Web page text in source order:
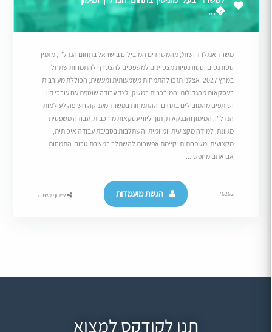
�...
משרד אנגלרד ושות’, מהמשרדים המובילים בישראל בתחום הנדל”ן, מזמין
סטודנטים וסטודנטיות מצטיינים למשפטים להצטרף להתמחות שתחל
במרץ 2027. אצלנו תזכו להתמחות משמעותית ומעשית, הכוללת מעורבות
בעסקאות מהגדולות והמורכבות במשק, לצד עבודה שוטפת עם עורכי דין
ושותפים מהמובילים בתחום. ההתמחות במשרד מעניקה חשיפה לעולמות
הנדל”ן, המימון והבנקאות, תוך ליווי עסקאות מורכבות, עבודה משפטית
מגוונת, למידה מקצועית יומיומית והשתלבות בסביבת עבודה איכותית,
מקצועית ומשפחתית. קיימת אפשרות להשתלב במשרת טרום-התמחות.
אם אתם מחפשי...
76262 הגשת מועמדות שיתוף משרה
תנו לקודקס למצוא